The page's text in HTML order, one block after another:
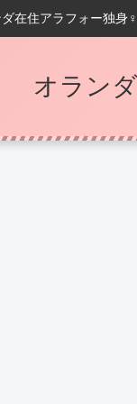
在住アラフォー独身
オラン